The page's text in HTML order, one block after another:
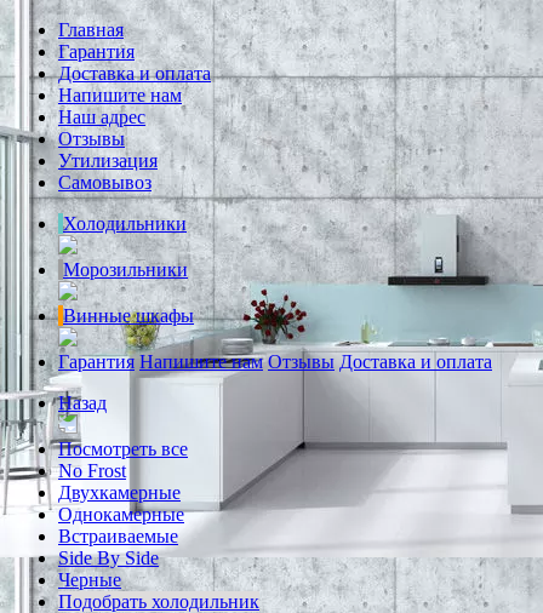
Главная
Гарантия
Доставка и оплата
Напишите нам
Наш адрес
Отзывы
Утилизация
Самовывоз
Холодильники
Морозильники
Винные шкафы
Гарантия Напишите нам Отзывы Доставка и оплата
Назад
Посмотреть все
No Frost
Двухкамерные
Однокамерные
Встраиваемые
Side By Side
Черные
Подобрать холодильник